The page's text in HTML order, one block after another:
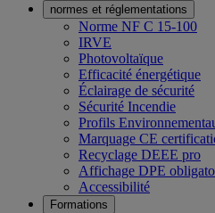
normes et réglementations
Norme NF C 15-100
IRVE
Photovoltaïque
Efficacité énergétique
Éclairage de sécurité
Sécurité Incendie
Profils
Marquage CE
Recyclage DEEE pro
Affichage DPE
Accessibilité
Formations